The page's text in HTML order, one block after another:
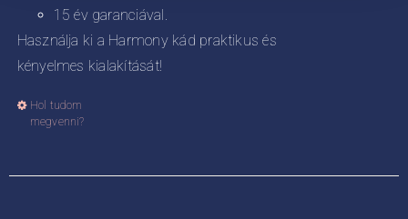
15 év garanciával.
Használja ki a Harmony kád praktikus és
kényelmes kialakítását!
Hol tudom
megvenni?